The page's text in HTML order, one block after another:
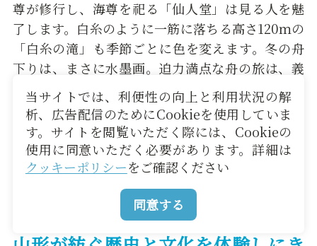
尊が修行し、海尊を祀る「仙人堂」は見る人を魅
了します。白糸のように一筋に落ちる高さ120ｍの
「白糸の滝」も季節ごとに色を変えます。冬の舟
下りは、まさに水墨画。迫力満点な舟の旅は、義
経と芭蕉の2人の旅路が決して楽なものではなかっ
たと実感するでしょう。
最上川舟下りの詳細はこちらから
当サイトでは、利便性の向上と利用状況の解
析、広告配信のためにCookieを使用していま
す。サイトを閲覧いただく際には、Cookieの
使用に同意いただく必要があります。詳細は
クッキーポリシーをご確認ください
同意する